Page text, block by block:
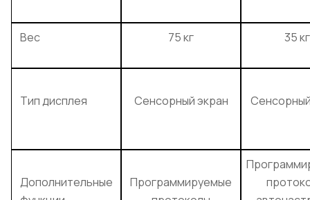
Вес 75 кг 35 кг
Тип дисплея Сенсорный экран
Дополнительные
Программируемые